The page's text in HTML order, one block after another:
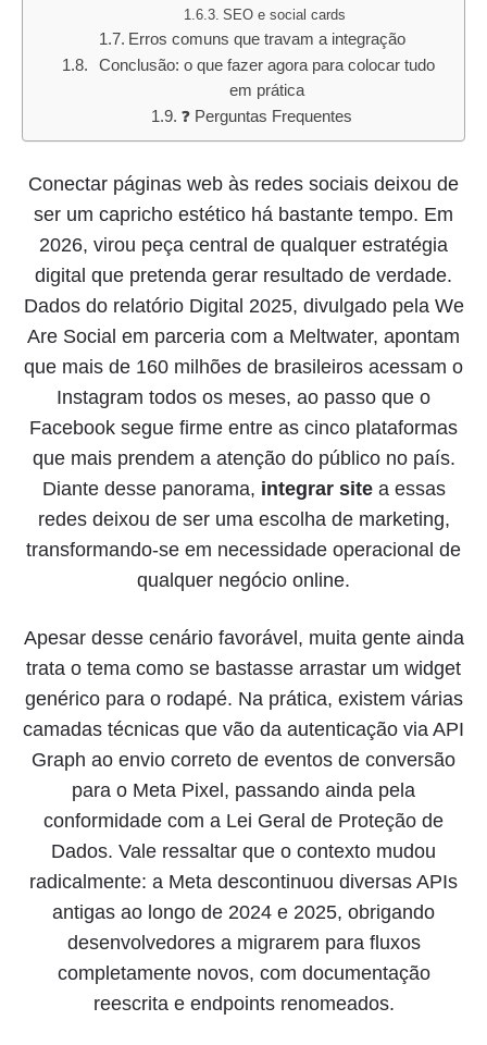
SEO e social cards
Erros comuns que travam a integração
Conclusão: o que fazer agora para colocar tudo
em prática
❓ Perguntas Frequentes
Conectar páginas web às redes sociais deixou de
ser um capricho estético há bastante tempo. Em
2026, virou peça central de qualquer estratégia
digital que pretenda gerar resultado de verdade.
Dados do relatório Digital 2025, divulgado pela We
Are Social em parceria com a Meltwater, apontam
que mais de 160 milhões de brasileiros acessam o
Instagram todos os meses, ao passo que o
Facebook segue firme entre as cinco plataformas
que mais prendem a atenção do público no país.
Diante desse panorama, integrar sitea essas
redes deixou de ser uma escolha de marketing,
transformando-se em necessidade operacional de
qualquer negócio online.
Apesar desse cenário favorável, muita gente ainda
trata o tema como se bastasse arrastar um widget
genérico para o rodapé. Na prática, existem várias
camadas técnicas que vão da autenticação via API
Graph ao envio correto de eventos de conversão
para o Meta Pixel, passando ainda pela
conformidade com a Lei Geral de Proteção de
Dados. Vale ressaltar que o contexto mudou
radicalmente: a Meta descontinuou diversas APIs
antigas ao longo de 2024 e 2025, obrigando
desenvolvedores a migrarem para fluxos
completamente novos, com documentação
reescrita e endpoints renomeados.